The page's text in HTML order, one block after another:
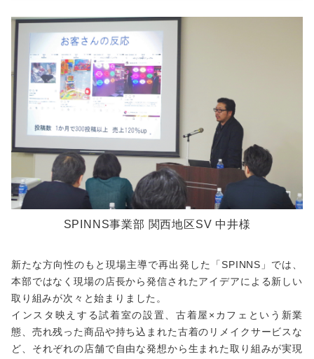
SPINNS事業部 関西地区SV 中井様
新たな方向性のもと現場主導で再出発した「SPINNS」では、
本部ではなく現場の店長から発信されたアイデアによる新しい
取り組みが次々と始まりました。
インスタ映えする試着室の設置、古着屋×カフェという新業
態、売れ残った商品や持ち込まれた古着のリメイクサービスな
ど、それぞれの店舗で自由な発想から生まれた取り組みが実現